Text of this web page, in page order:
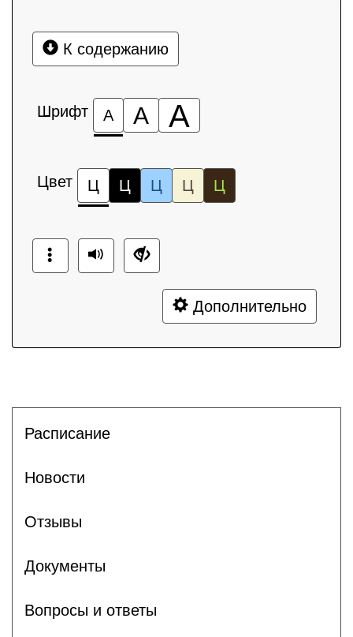
К содержанию
Шрифт А А А
Цвет Ц Ц Ц Ц Ц
Дополнительно
Расписание
Новости
Отзывы
Документы
Вопросы и ответы